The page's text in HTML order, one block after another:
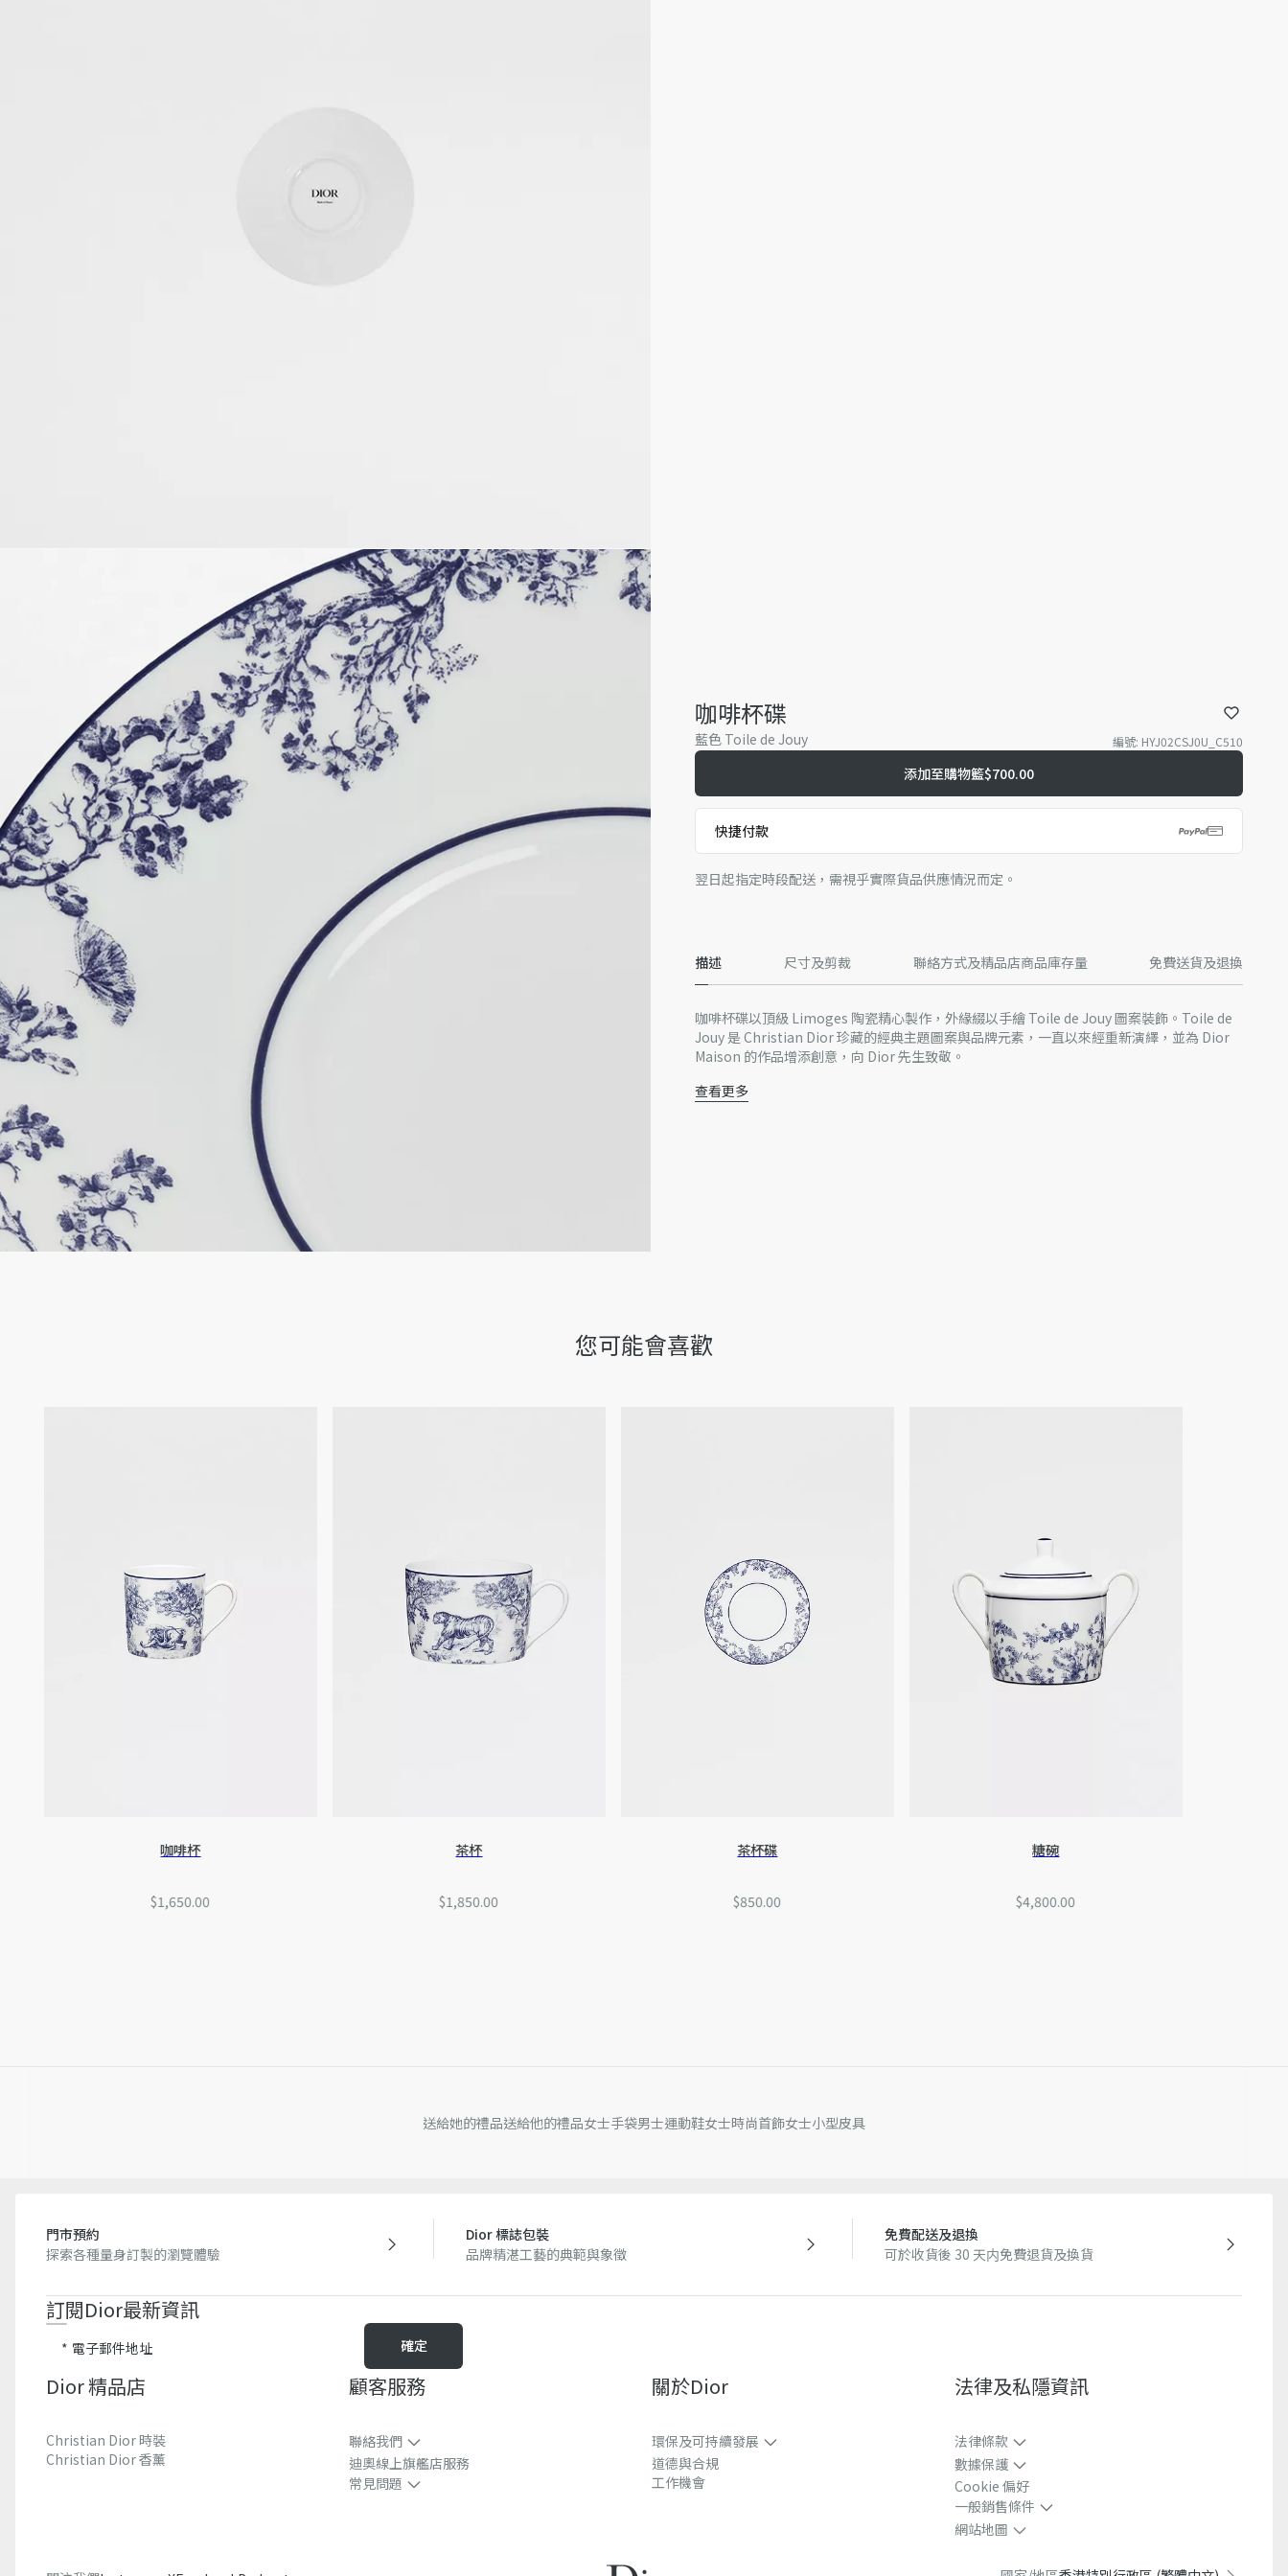
咖啡杯碟
藍色 Toile de Jouy 編號: HYJ02CSJ0U_C510
添加至購物籃$700.00
快捷付款
翌日起指定時段配送，需視乎實際貨品供應情況而定。
描述 尺寸及剪裁 聯絡方式及精品店商品庫存量 免費送貨及退換
咖啡杯碟以頂級 Limoges 陶瓷精心製作，外緣綴以手繪 Toile de Jouy 圖案裝飾。Toile de
Jouy 是 Christian Dior 珍藏的經典主題圖案與品牌元素，一直以來經重新演繹，並為 Dior
Maison 的作品增添創意，向 Dior 先生致敬。
100% 陶瓷
查看更多
您可能會喜歡
咖啡杯
$1,650.00
茶杯
$1,850.00
茶杯碟
$850.00
糖碗
$4,800.00
送給她的禮品送給他的禮品女士手袋男士運動鞋女士時尚首飾女士小型皮具
門市預約
探索各種量身訂製的瀏覽體驗
Dior 標誌包裝
品牌精湛工藝的典範與象徵
免費配送及退換
可於收貨後 30 天内免費退貨及換貨
訂閱Dior最新資訊​
電子郵件地址 確定
Dior 精品店
Christian Dior 時裝
Christian Dior 香薰​
顧客服務
聯絡我們
迪奧線上旗艦店服務
常見問題​
關於dior
環保及可持續發展​
道德與合規
工作機會
法律及私隱資訊​
法律條款
數據保護
Cookie 偏好
一般銷售條件
網站地圖